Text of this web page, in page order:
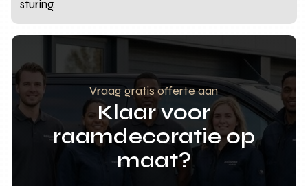
sturing.
Vraag gratis offerte aan
Klaar voor
raamdecoratie op
maat?